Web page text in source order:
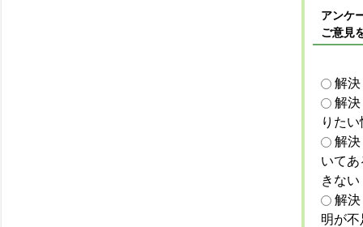
アンケ
ご意見
解
解
りた
解
いて
きない
解
明が